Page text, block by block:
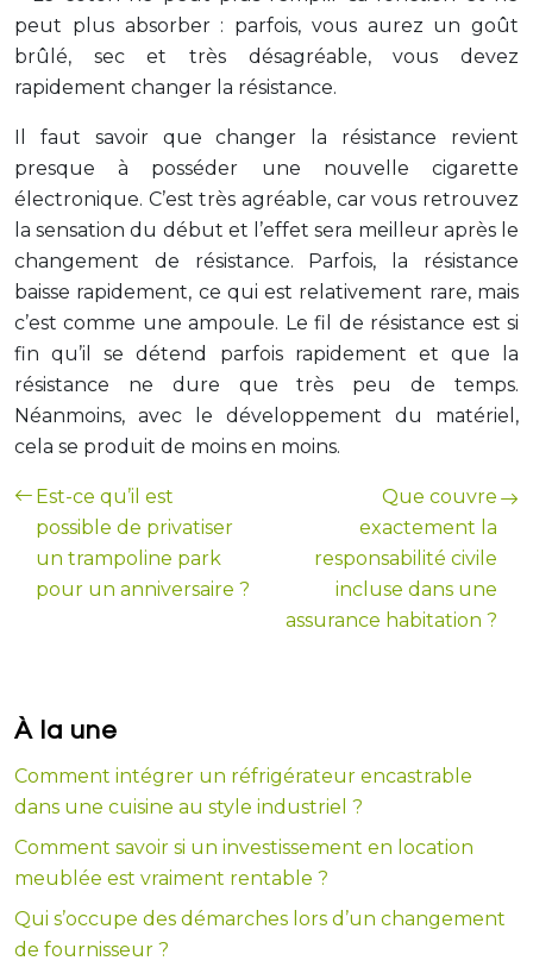
peut plus absorber : parfois, vous aurez un goût
brûlé, sec et très désagréable, vous devez
rapidement changer la résistance.
Il faut savoir que changer la résistance revient
presque à posséder une nouvelle cigarette
électronique. C’est très agréable, car vous retrouvez
la sensation du début et l’effet sera meilleur après le
changement de résistance. Parfois, la résistance
baisse rapidement, ce qui est relativement rare, mais
c’est comme une ampoule. Le fil de résistance est si
fin qu’il se détend parfois rapidement et que la
résistance ne dure que très peu de temps.
Néanmoins, avec le développement du matériel,
cela se produit de moins en moins.
Est-ce qu’il est
possible de privatiser
un trampoline park
pour un anniversaire ?
Que couvre
exactement la
responsabilité civile
incluse dans une
assurance habitation ?
À la une
Comment intégrer un réfrigérateur encastrable
dans une cuisine au style industriel ?
Comment savoir si un investissement en location
meublée est vraiment rentable ?
Qui s’occupe des démarches lors d’un changement
de fournisseur ?